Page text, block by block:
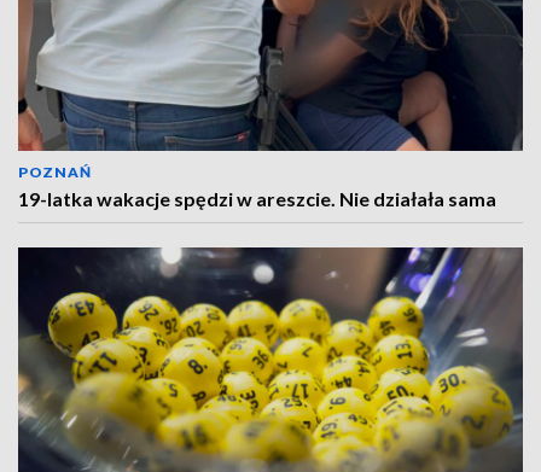
POZNAŃ
19-latka wakacje spędzi w areszcie. Nie działała sama